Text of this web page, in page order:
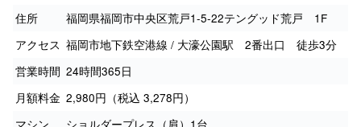
住所
福岡県福岡市中央区荒戸1-5-22テングッド荒戸 1F
アクセス 福岡市地下鉄空港線 / 大濠公園駅 2番出口 徒歩3分
営業時間 24時間365日
月額料金 2,980円（税込 3,278円）
マシン
ショルダープレス（肩）1台